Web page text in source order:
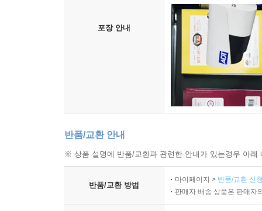
포장 안내
반품/교환 안내
※ 상품 설명에 반품/교환과 관련한 안내가 있는경우 아
반품/교환 방법
마이페이지 > 반품/교환 신
판매자 배송 상품은 판매자